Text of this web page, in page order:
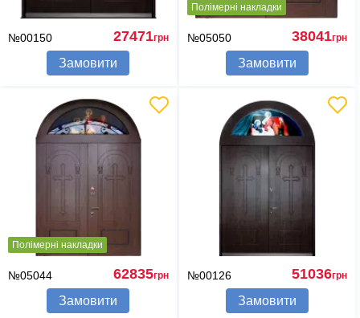
№00150 27471грн
Замовити
Полімерні накладки
№05050 38041грн
Замовити
Полімерні накладки
№05044 62835грн
Замовити
№00126 51036грн
Замовити